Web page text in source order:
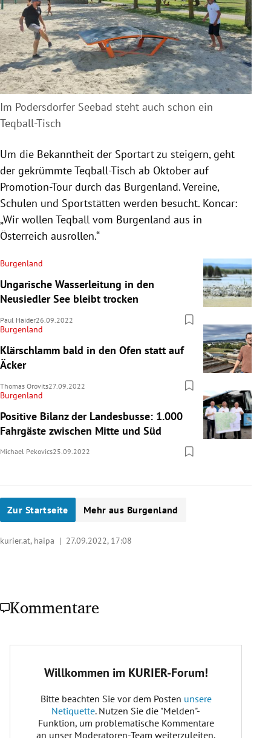
Im Podersdorfer Seebad steht auch schon ein
Teqball-Tisch
Um die Bekanntheit der Sportart zu steigern, geht
der gekrümmte Teqball-Tisch ab Oktober auf
Promotion-Tour durch das Burgenland. Vereine,
Schulen und Sportstätten werden besucht. Koncar:
„Wir wollen Teqball vom Burgenland aus in
Österreich ausrollen.“
Burgenland
Ungarische Wasserleitung in den
Neusiedler See bleibt trocken
Paul Haider26.09.2022
Burgenland
Klärschlamm bald in den Ofen statt auf
Äcker
Thomas Orovits27.09.2022
Burgenland
Positive Bilanz der Landesbusse: 1.000
Fahrgäste zwischen Mitte und Süd
Michael Pekovics25.09.2022
Zur Startseite Mehr aus Burgenland
kurier.at, haipa | 27.09.2022, 17:08
Kommentare